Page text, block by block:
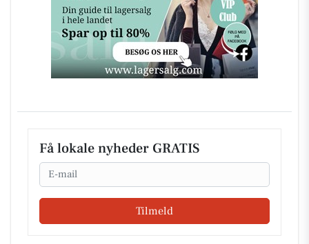
Få lokale nyheder GRATIS
Email
Tilmeld